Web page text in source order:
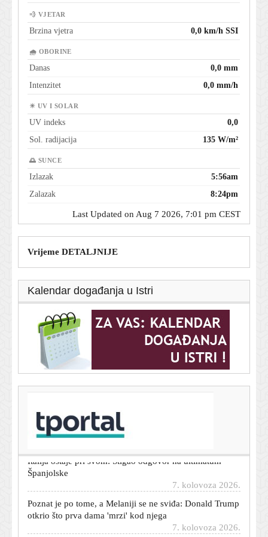
💨 VJETAR
Brzina vjetra 0,0 km/h SSI
🌧 OBORINE
Danas
0,0 mm
Intenzitet
0,0 mm/h
☀ UV I SOLAR
UV indeks
0,0
Sol. radijacija
135 W/m²
🌅 SUNCE
Izlazak
5:56am
Zalazak
8:24pm
Last Updated on Aug 7 2026, 7:01 pm CEST
Vrijeme DETALJNIJE
Kalendar događanja u Istri
Usred Osijeka pronađen još jedan ozlijeđeni muškarac
Španjolske
otkrio što prva dama 'mrzi' kod njega